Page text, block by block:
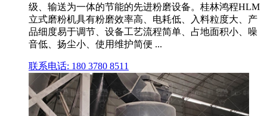
级、输送为一体的节能的先进粉磨设备。桂林鸿程HLM
立式磨粉机具有粉磨效率高、电耗低、入料粒度大、产
品细度易于调节、设备工艺流程简单、占地面积小、噪
音低、扬尘小、使用维护简便 ...
联系电话: 180 3780 8511